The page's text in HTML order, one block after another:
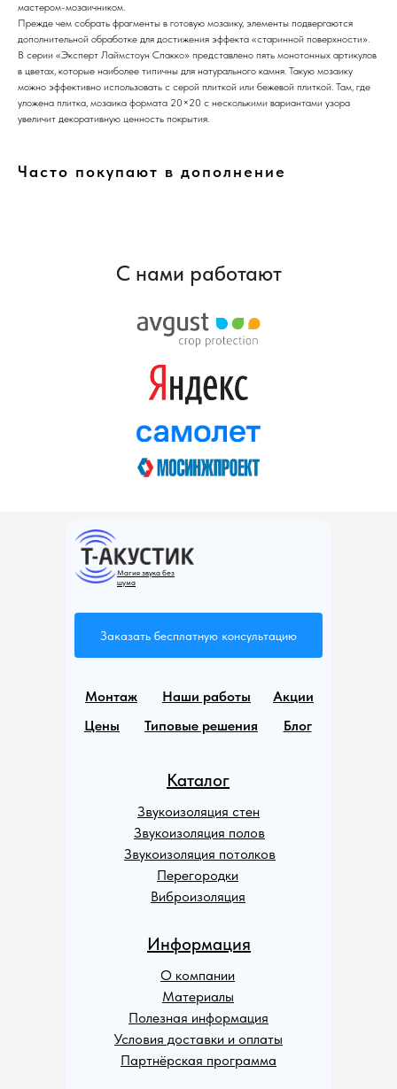
мастером-мозаичником.
Прежде чем собрать фрагменты в готовую мозаику, элементы подвергаются
дополнительной обработке для достижения эффекта «старинной поверхности».
В серии «Эксперт Лаймстоун Спакко» представлено пять монотонных артикулов
в цветах, которые наиболее типичны для натурального камня. Такую мозаику
можно эффективно использовать с серой плиткой или бежевой плиткой. Там, где
уложена плитка, мозаика формата 20×20 с несколькими вариантами узора
увеличит декоративную ценность покрытия.
Часто покупают в дополнение
С нами работают
Заказать бесплатную консультацию
Магия звука без
шума
Каталог
Звукоизоляция стен
Звукоизоляция полов
Звукоизоляция потолков
Перегородки
Виброизоляция
Информация
О компании
Материалы
Полезная информация
Условия доставки и оплаты
Партнёрская программа
Монтаж Наши работы
Акции
Цены
Типовые решения Блог